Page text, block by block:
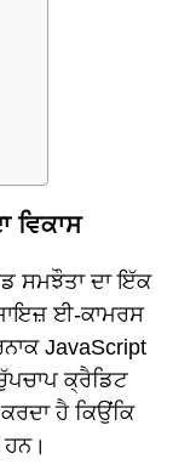
ਵਿਕਾਸ
ਸਮਝੌਤਾ ਦਾ ਇੱਕ
ਈ-ਕਾਮਰਸ
JavaScript
ਕ੍ਰੈਡਿਟ
ਹੈ ਕਿਉਂਕਿ